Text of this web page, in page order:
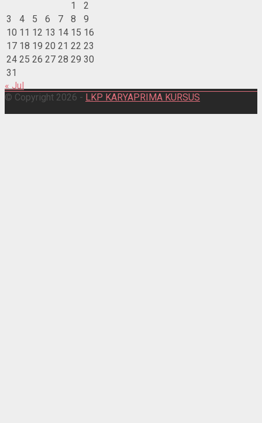
1
2
3
4 5 6 7 8
9
10 11 12 13 14 15 16
17 18 19 20 21 22 23
24 25 26 27 28 29 30
31
« Jul
© Copyright 2026 - LKP KARYAPRIMA KURSUS